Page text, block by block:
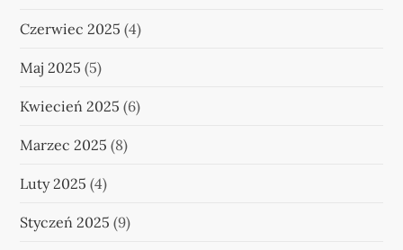
Czerwiec 2025 (4)
Maj 2025 (5)
Kwiecień 2025 (6)
Marzec 2025 (8)
Luty 2025 (4)
Styczeń 2025 (9)